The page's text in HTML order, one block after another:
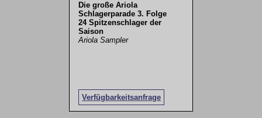
Die große Ariola
Schlagerparade 3. Folge
24 Spitzenschlager der
Saison
Ariola Sampler
Verfügbarkeitsanfrage